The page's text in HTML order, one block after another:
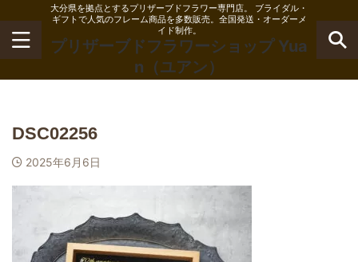
大分県を拠点とするプリザーブドフラワー専門店。 ブライダル・
ギフトで人気のフレーム商品を多数販売。全国発送・オーダーメ
イド制作。
プリザーブドフラワーショップ Yua
n（ユアン）
DSC02256
2025年6月6日